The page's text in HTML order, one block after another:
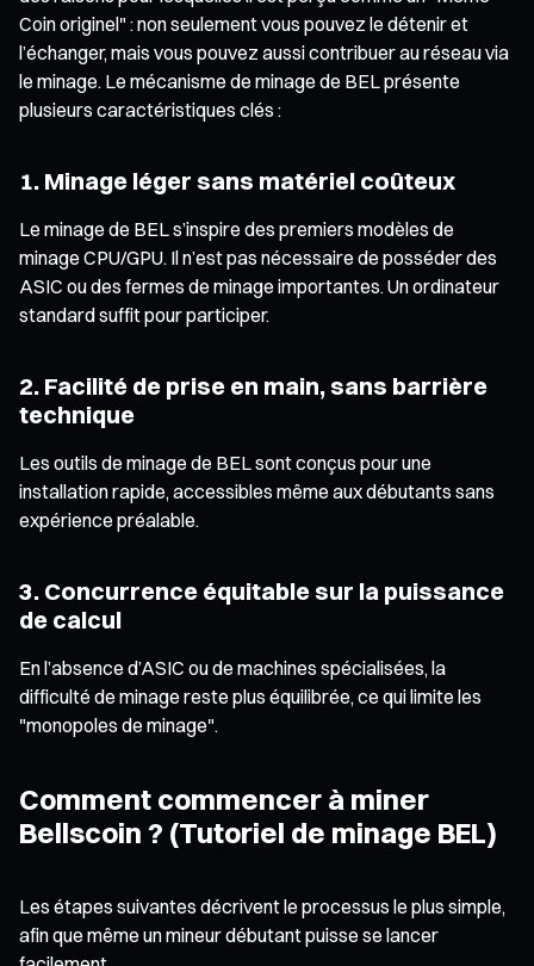
Coin originel" : non seulement vous pouvez le détenir et
l’échanger, mais vous pouvez aussi contribuer au réseau via
le minage. Le mécanisme de minage de BEL présente
plusieurs caractéristiques clés :
1. Minage léger sans matériel coûteux
Le minage de BEL s’inspire des premiers modèles de
minage CPU/GPU. Il n’est pas nécessaire de posséder des
ASIC ou des fermes de minage importantes. Un ordinateur
standard suffit pour participer.
2. Facilité de prise en main, sans barrière
technique
Les outils de minage de BEL sont conçus pour une
installation rapide, accessibles même aux débutants sans
expérience préalable.
3. Concurrence équitable sur la puissance
de calcul
En l’absence d’ASIC ou de machines spécialisées, la
difficulté de minage reste plus équilibrée, ce qui limite les
"monopoles de minage".
Comment commencer à miner
Bellscoin ? (Tutoriel de minage BEL)
Les étapes suivantes décrivent le processus le plus simple,
afin que même un mineur débutant puisse se lancer